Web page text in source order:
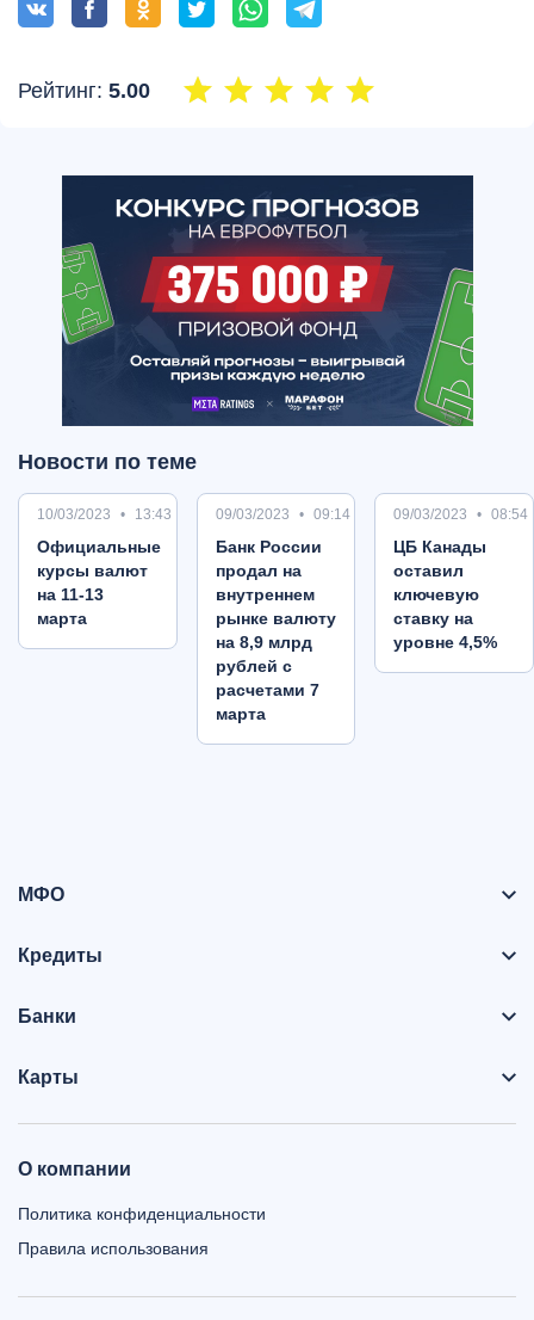
Рейтинг: 5.00
Новости по теме
10/03/2023 13:43
Oфициальные
курсы валют
на 11-13
марта
09/03/2023 09:14
Банк России
продал на
внутреннем
рынке валюту
на 8,9 млрд
рублей с
расчетами 7
марта
09/03/2023 08:54
ЦБ Канады
оставил
ключевую
ставку на
уровне 4,5%
МФО
Кредиты
Банки
Карты
О компании
Политика конфиденциальности
Правила использования